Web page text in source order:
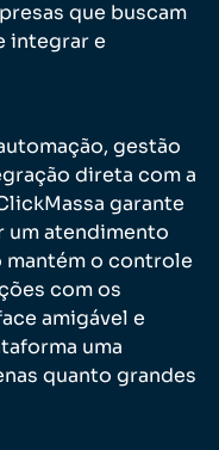
que buscam
integrar e
gestão
direta com a
garante
um atendimento
mantém o controle
com os
amigável e
uma
quanto grandes